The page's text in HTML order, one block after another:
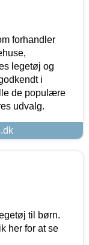
forhandler
legetøj og
i
de populære
udvalg.
til børn.
her for at se